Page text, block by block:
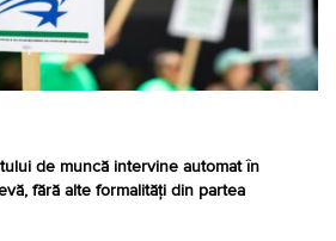
de muncă intervine automat în
fără alte formalități din partea